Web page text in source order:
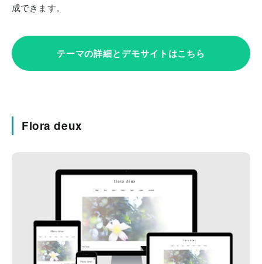
成できます。
テーマの詳細とデモサイトはこちら
Flora deux